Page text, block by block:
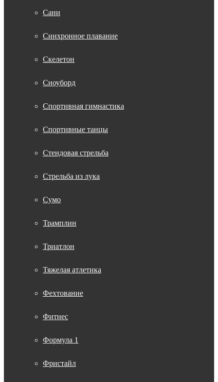
Сани
Синхронное плавание
Скелетон
Сноуборд
Спортивная гимнастика
Спортивные танцы
Стендовая стрельба
Стрельба из лука
Сумо
Трамплин
Триатлон
Тяжелая атлетика
Фехтование
Фитнес
Формула 1
Фристайл